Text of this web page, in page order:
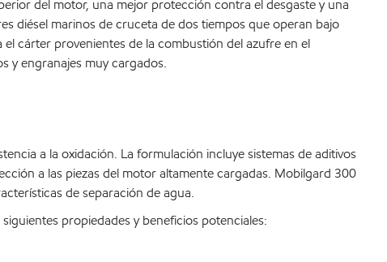
del motor, una mejor protección contra el desgaste y una
diésel marinos de cruceta de dos tiempos que operan bajo
cárter provenientes de la combustión del azufre en el
y engranajes muy cargados.
a la oxidación. La formulación incluye sistemas de aditivos
a las piezas del motor altamente cargadas. Mobilgard 300
de separación de agua.
propiedades y beneficios potenciales: